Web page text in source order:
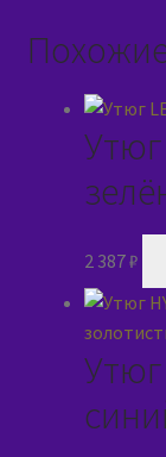
Утюг
2 387₽
Утюг